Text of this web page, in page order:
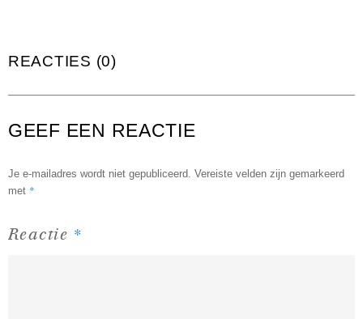
REACTIES (0)
GEEF EEN REACTIE
Je e-mailadres wordt niet gepubliceerd. Vereiste velden zijn gemarkeerd
met *
Reactie *